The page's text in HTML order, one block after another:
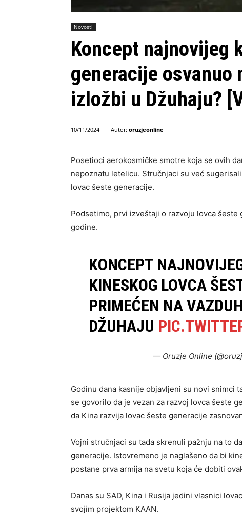
Novosti
Koncept najnovijeg
generacije osvanuo
izložbi u Džuhaju?
10/11/2024 Autor: oruzjeonline
Posetioci aerokosmičke smotre koja se ovih
nepoznatu letelicu. Stručnjaci su već
lovac šeste generacije.
Podsetimo, prvi izveštaji o razvoju lovca
godine.
KONCEPT
KINESKOG LOVCA
PRIMEĆEN NA
DŽUHAJU
— Oruzje Online
Godinu dana kasnije objavljeni su novi snimci
se govorilo da je vezan za razvoj lovca šeste
da Kina razvija lovac šeste generacije
Vojni stručnjaci su tada skrenuli pažnju na to
generacije. Istovremeno je naglašeno da bi
postane prva armija na svetu koja će dobiti
Danas su SAD, Kina i Rusija jedini vlasnici
svojim projektom KAAN.